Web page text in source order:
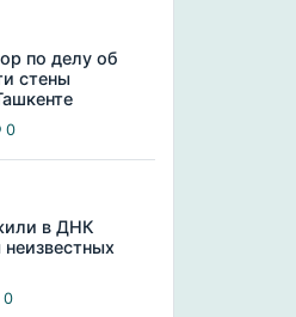
по делу об
стены
0
в ДНК